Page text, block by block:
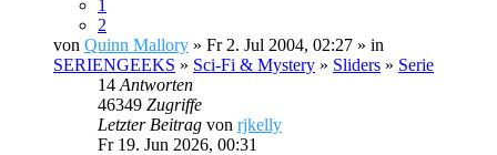
1
2
von Quinn Mallory » Fr 2. Jul 2004, 02:27 » in
SERIENGEEKS » Sci-Fi & Mystery » Sliders » Serie
14 Antworten
46349 Zugriffe
Letzter Beitrag von rjkelly
Fr 19. Jun 2026, 00:31